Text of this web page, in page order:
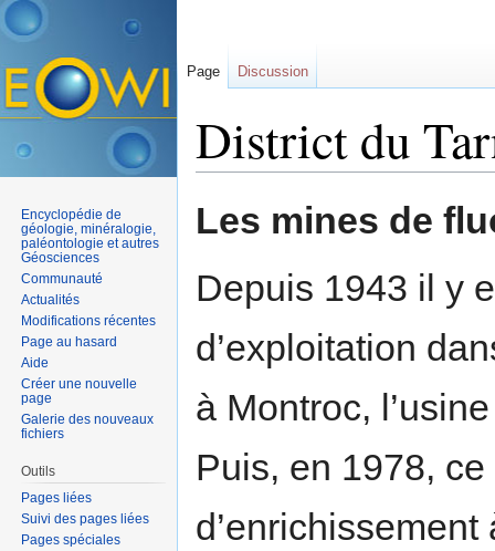
District du
Les mines de
Depuis 1943 il y
d’exploitation
à Montroc,
Puis, en 1978, ce
Page Discussion
Encyclopédie de
géologie, minéralogie,
paléontologie et autres
Géosciences
Communauté
Actualités
Modifications récentes
Page au hasard
Aide
Créer une nouvelle
page
Galerie des nouveaux
fichiers
Outils
Pages liées
Suivi des pages liées
Pages spéciales